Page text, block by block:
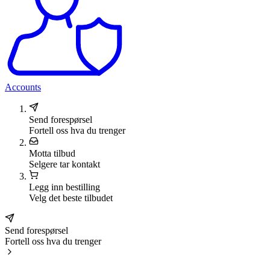
Accounts
Send forespørsel
Fortell oss hva du trenger
Motta tilbud
Selgere tar kontakt
Legg inn bestilling
Velg det beste tilbudet
Send forespørsel
Fortell oss hva du trenger